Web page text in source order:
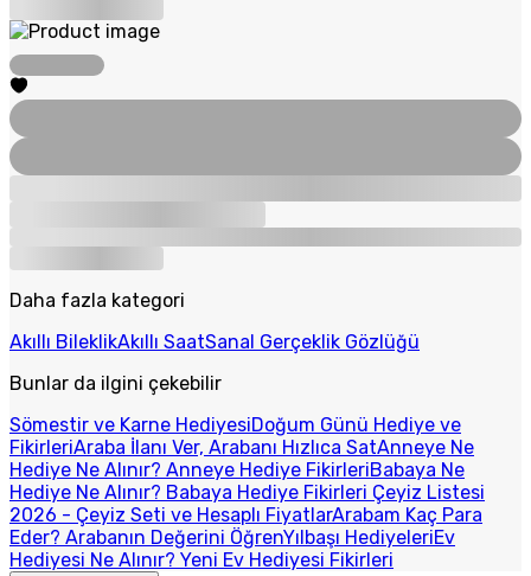
Daha fazla kategori
Akıllı BileklikAkıllı SaatSanal Gerçeklik Gözlüğü
Bunlar da ilgini çekebilir
Sömestir ve Karne HediyesiDoğum Günü Hediye ve
FikirleriAraba İlanı Ver, Arabanı Hızlıca SatAnneye Ne
Hediye Ne Alınır? Anneye Hediye FikirleriBabaya Ne
Hediye Ne Alınır? Babaya Hediye Fikirleri Çeyiz Listesi
2026 - Çeyiz Seti ve Hesaplı FiyatlarArabam Kaç Para
Eder? Arabanın Değerini ÖğrenYılbaşı HediyeleriEv
Hediyesi Ne Alınır? Yeni Ev Hediyesi Fikirleri